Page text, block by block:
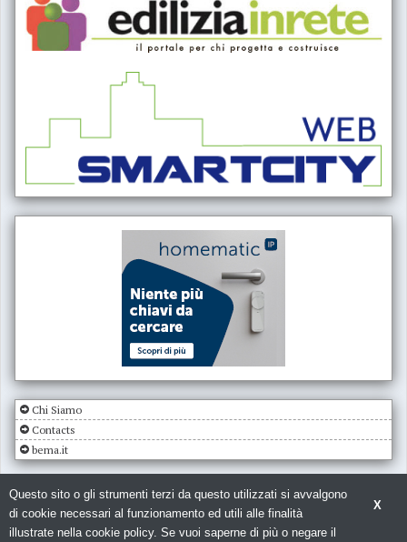
Chi Siamo
Contacts
bema.it
X
Questo sito o gli strumenti terzi da questo utilizzati si avvalgono
di cookie necessari al funzionamento ed utili alle finalità
illustrate nella cookie policy. Se vuoi saperne di più o negare il